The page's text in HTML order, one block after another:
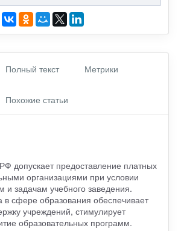
Полный текст Метрики
Похожие статьи
допускает предоставление платных
организациями при условии
и задачам учебного заведения.
в сфере образования обеспечивает
учреждений, стимулирует
образовательных программ.